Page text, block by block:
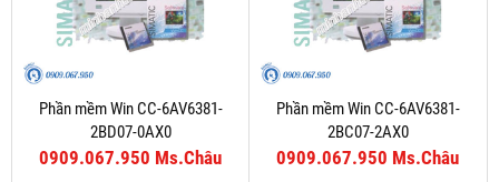
Phần mềm Win CC-6AV6381-
2BD07-0AX0
0909.067.950 Ms.Châu
Phần mềm Win CC-6AV6381-
2BC07-2AX0
0909.067.950 Ms.Châu